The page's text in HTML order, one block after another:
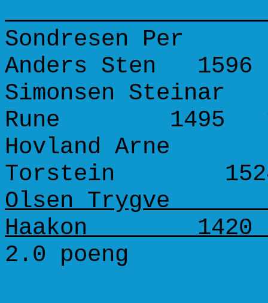
Sondresen Per
Anders Sten
Simonsen Steinar
Rune 1495
Hovland Arne
Torstein
Olsen Trygve
Haakon
2.0 poeng